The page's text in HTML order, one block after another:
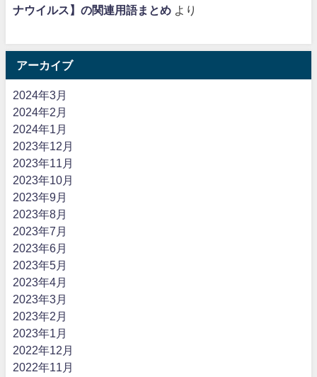
ナウイルス】の関連用語まとめ より
アーカイブ
2024年3月
2024年2月
2024年1月
2023年12月
2023年11月
2023年10月
2023年9月
2023年8月
2023年7月
2023年6月
2023年5月
2023年4月
2023年3月
2023年2月
2023年1月
2022年12月
2022年11月